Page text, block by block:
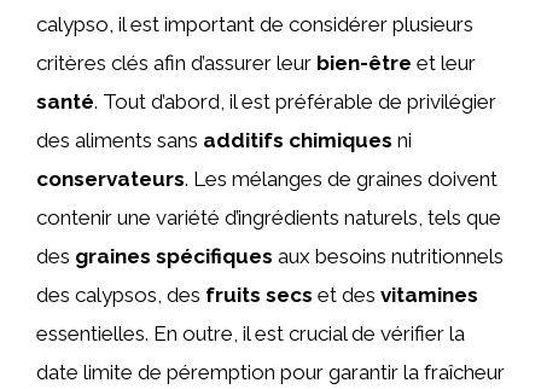
calypso, il est important de considérer plusieurs
critères clés afin d’assurer leur bien-être et leur
santé. Tout d’abord, il est préférable de privilégier
des aliments sans additifs chimiques ni
conservateurs. Les mélanges de graines doivent
contenir une variété d’ingrédients naturels, tels que
des graines spécifiques aux besoins nutritionnels
des calypsos, des fruits secs et des vitamines
essentielles. En outre, il est crucial de vérifier la
date limite de péremption pour garantir la fraîcheur